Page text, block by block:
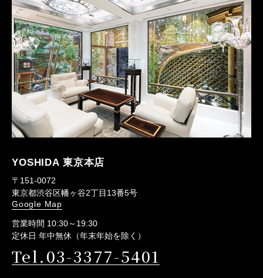
YOSHIDA 東京本店
〒151-0072
東京都渋谷区幡ヶ谷2丁目13番5号
Google Map
営業時間 10:30～19:30
定休日 年中無休（年末年始を除く）
Tel.03-3377-5401